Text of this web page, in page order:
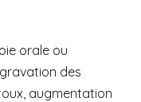
orale ou
des
augmentation